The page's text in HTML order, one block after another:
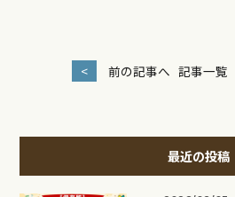
< 前の記事へ 記事一覧
最近の投稿